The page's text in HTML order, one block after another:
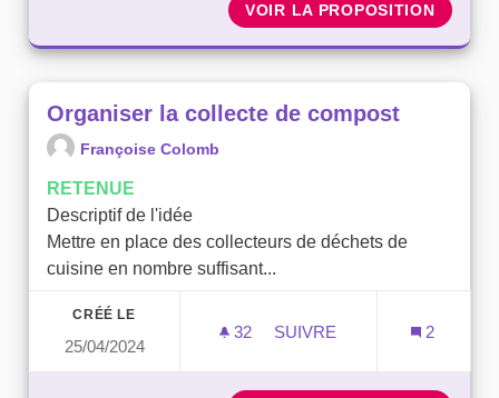
VOIR LA PROPOSITION DES
Organiser la collecte de compost
Françoise Colomb
RETENUE
Descriptif de l'idée
Mettre en place des collecteurs de déchets de
cuisine en nombre suffisant...
CRÉÉ LE
25/04/2024
32 32 ABONNÉS
SUIVRE
2